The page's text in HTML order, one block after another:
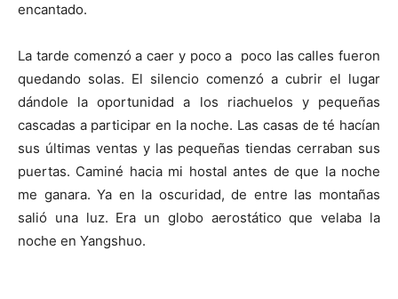
encantado.
La tarde comenzó a caer y poco a poco las calles fueron
quedando solas. El silencio comenzó a cubrir el lugar
dándole la oportunidad a los riachuelos y pequeñas
cascadas a participar en la noche. Las casas de té hacían
sus últimas ventas y las pequeñas tiendas cerraban sus
puertas. Caminé hacia mi hostal antes de que la noche
me ganara. Ya en la oscuridad, de entre las montañas
salió una luz. Era un globo aerostático que velaba la
noche en Yangshuo.